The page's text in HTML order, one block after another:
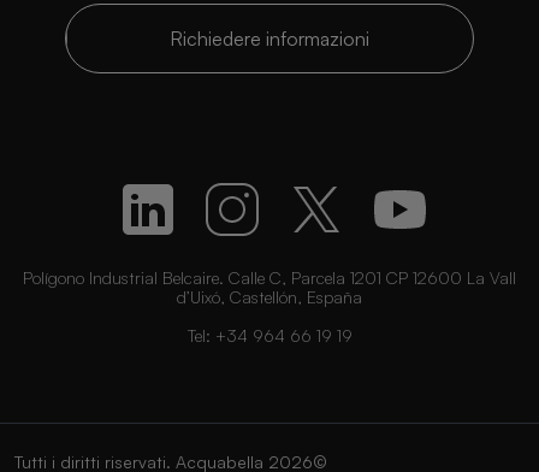
Richiedere informazioni
Polígono Industrial Belcaire. Calle C, Parcela 1201 CP 12600 La Vall
d’Uixó, Castellón, España
Tel: +34 964 66 19 19
Tutti i diritti riservati. Acquabella 2026©